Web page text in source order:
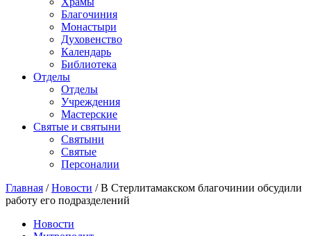
Благочиния
Монастыри
Духовенство
Календарь
Библиотека
Отделы
Отделы
Учреждения
Мастерские
Святые и святыни
Cвятыни
Cвятые
Персоналии
Главная /Новости /В Стерлитамакском благочинии обсудили
работу его подразделений
Новости